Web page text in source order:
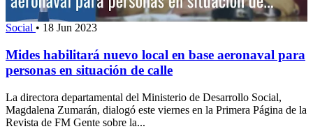
Social • 18 Jun 2023
Mides habilitará nuevo local en base aeronaval para
personas en situación de calle
La directora departamental del Ministerio de Desarrollo Social,
Magdalena Zumarán, dialogó este viernes en la Primera Página de la
Revista de FM Gente sobre la...